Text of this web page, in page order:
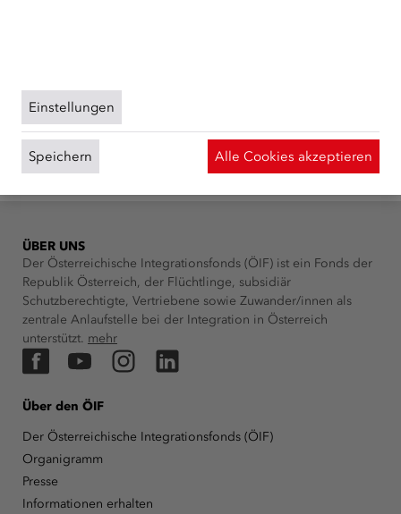
ÜBER UNS
Der Österreichische Integrationsfonds (ÖIF) ist ein Fonds der
Republik Österreich, der Flüchtlinge, subsidiär
Schutzberechtigte, Vertriebene sowie Zuwander/innen als
zentrale Anlaufstelle bei der Integration in Österreich
unterstützt. mehr
FacebookYouTubeInstagramLinkedIn
Über den ÖIF
Der Österreichische Integrationsfonds (ÖIF)
Organigramm
Presse
Informationen erhalten
Einstellungen
Speichern Alle Cookies akzeptieren